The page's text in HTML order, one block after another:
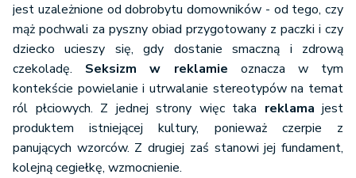
jest uzależnione od dobrobytu domowników - od tego, czy
mąż pochwali za pyszny obiad przygotowany z paczki i czy
dziecko ucieszy się, gdy dostanie smaczną i zdrową
czekoladę. Seksizm w reklamie oznacza w tym
kontekście powielanie i utrwalanie stereotypów na temat
ról płciowych. Z jednej strony więc taka reklama jest
produktem istniejącej kultury, ponieważ czerpie z
panujących wzorców. Z drugiej zaś stanowi jej fundament,
kolejną cegiełkę, wzmocnienie.